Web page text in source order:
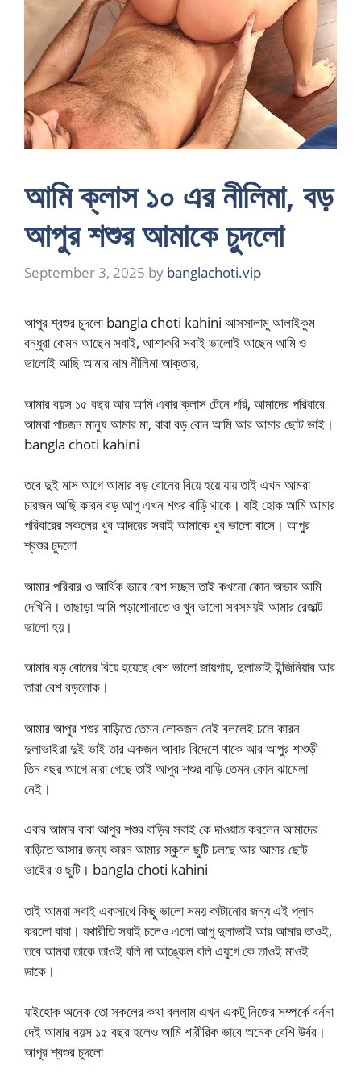
আমি ক্লাস ১০ এর নীলিমা, বড়
আপুর শশুর আমাকে চুদলো
September 3, 2025 by banglachoti.vip
আপুর শ্বশুর চুদলো bangla choti kahini আসসালামু আলাইকুম
বন্ধুরা কেমন আছেন সবাই, আশাকরি সবাই ভালোই আছেন আমি ও
ভালোই আছি আমার নাম নীলিমা আক্তার,
আমার বয়স ১৫ বছর আর আমি এবার ক্লাস টেনে পরি, আমাদের পরিবারে
আমরা পাচজন মানুষ আমার মা, বাবা বড় বোন আমি আর আমার ছোট ভাই।
bangla choti kahini
তবে দুই মাস আগে আমার বড় বোনের বিয়ে হয়ে যায় তাই এখন আমরা
চারজন আছি কারন বড় আপু এখন শশুর বাড়ি থাকে। যাই হোক আমি আমার
পরিবারের সকলের খুব আদরের সবাই আমাকে খুব ভালো বাসে। আপুর
শ্বশুর চুদলো
আমার পরিবার ও আর্থিক ভাবে বেশ সচ্ছল তাই কখনো কোন অভাব আমি
দেখিনি। তাছাড়া আমি পড়াশোনাতে ও খুব ভালো সবসময়ই আমার রেজাল্ট
ভালো হয়।
আমার বড় বোনের বিয়ে হয়েছে বেশ ভালো জায়গায়, দুলাভাই ইন্জিনিয়ার আর
তারা বেশ বড়লোক।
আমার আপুর শশুর বাড়িতে তেমন লোকজন নেই বললেই চলে কারন
দুলাভাইরা দুই ভাই তার একজন আবার বিদেশে থাকে আর আপুর শাশুড়ী
তিন বছর আগে মারা গেছে তাই আপুর শশুর বাড়ি তেমন কোন ঝামেলা
নেই।
এবার আমার বাবা আপুর শশুর বাড়ির সবাই কে দাওয়াত করলেন আমাদের
বাড়িতে আসার জন্য কারন আমার স্কুলে ছুটি চলছে আর আমার ছোট
ভাইের ও ছুটি। bangla choti kahini
তাই আমরা সবাই একসাথে কিছু ভালো সময় কাটানোর জন্য এই প্লান
করলো বাবা। যথারীতি সবাই চলেও এলো আপু দুলাভাই আর আমার তাওই,
তবে আমরা তাকে তাওই বলি না আঙ্কেল বলি এযুগে কে তাওই মাওই
ডাকে।
যাইহোক অনেক তো সকলের কথা বললাম এখন একটু নিজের সম্পর্কে বর্ননা
দেই আমার বয়স ১৫ বছর হলেও আমি শারীরিক ভাবে অনেক বেশি উর্বর।
আপুর শ্বশুর চুদলো